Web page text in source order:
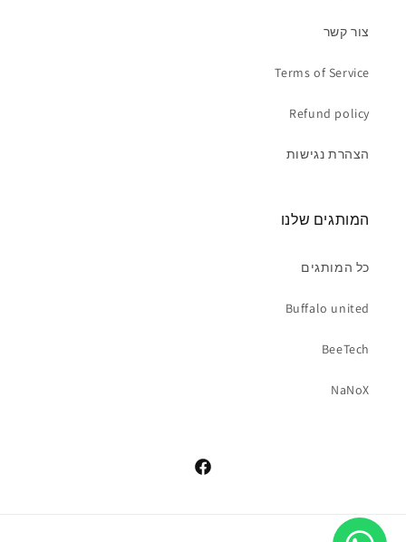
צור קשר
Terms of Service
Refund policy
הצהרת נגישות
המותגים שלנו
כל המותגים
Buffalo united
BeeTech
NaNoX
פייסבוק